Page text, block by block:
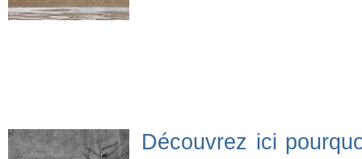
Découvrez ici